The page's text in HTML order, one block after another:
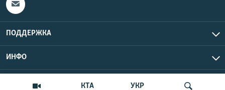
КТА УКР
ПОДДЕРЖКА
ИНФО
Copyright Крым.Реалии, 2026 | Все права защищены.
UTC+3